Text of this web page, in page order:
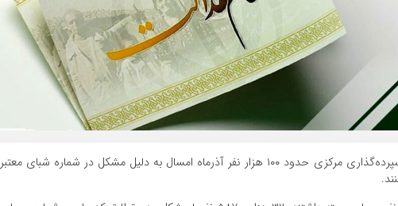
به گزارش راهبرد بانک، بنابر اعلام شرکت سپرده‌گذاری مرکزی حدود ۱۰۰ هزار نفر آذرماه امسال به دلیل مشکل در شماره شبای معتبر